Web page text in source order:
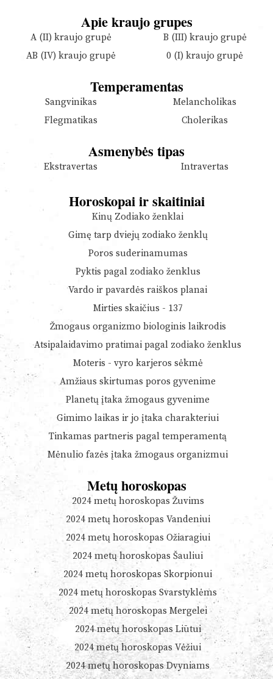
Apie kraujo grupes
A (II) kraujo grupė
B (III) kraujo grupė
AB (IV) kraujo grupė
0 (I) kraujo grupė
Temperamentas
Sangvinikas
Melancholikas
Flegmatikas
Cholerikas
Asmenybės tipas
Ekstravertas Intravertas
Horoskopai ir skaitiniai
Kinų Zodiako ženklai
Gimę tarp dviejų zodiako ženklų
Poros suderinamumas
Pyktis pagal zodiako ženklus
Vardo ir pavardės raiškos planai
Mirties skaičius - 137
Žmogaus organizmo biologinis laikrodis
Atsipalaidavimo pratimai pagal zodiako ženklus
Moteris - vyro karjeros sėkmė
Amžiaus skirtumas poros gyvenime
Planetų įtaka žmogaus gyvenime
Gimimo laikas ir jo įtaka charakteriui
Tinkamas partneris pagal temperamentą
Mėnulio fazės įtaka žmogaus organizmui
Metų horoskopas
2024 metų horoskopas Žuvims
2024 metų horoskopas Vandeniui
2024 metų horoskopas Ožiaragiui
2024 metų horoskopas Šauliui
2024 metų horoskopas Skorpionui
2024 metų horoskopas Svarstyklėms
2024 metų horoskopas Mergelei
2024 metų horoskopas Liūtui
2024 metų horoskopas Vėžiui
2024 metų horoskopas Dvyniams